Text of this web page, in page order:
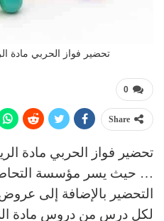
تحضير فواز الحربي مادة الرياضيات
0
Share
… حيث يسر مؤسسة
التحضير بالإضافة إلى
لكل درس من دروس مادة